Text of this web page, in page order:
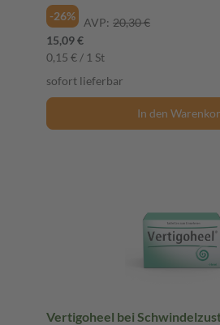
-26%
AVP: 20,30 €
15,09 €
0,15 € / 1 St
sofort lieferbar
In den
Vertigoheel bei